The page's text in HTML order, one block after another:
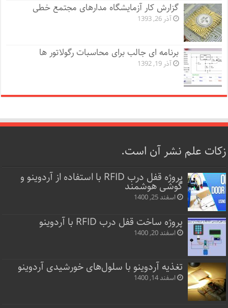
گزارش کار آزمایشگاه مدارهای مجتمع خطی
آذر 26, 1393
برنامه ای جالب برای محاسبات رگولاتور ها
آذر 19, 1392
زکات علم نشر آن است.
پروژه قفل‌ درب RFID با استفاده از آردوینو و
گوشی هوشمند
اسفند 25, 1400
پروژه ساخت قفل‌ درب RFID با آردوینو
اسفند 20, 1400
تغذیه آردوینو با سلول‌های خورشیدی آردوینو
اسفند 14, 1400